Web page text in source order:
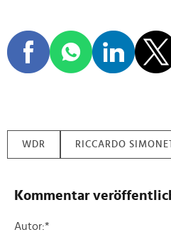
WDR RICCARDO
Kommentar
Autor:*